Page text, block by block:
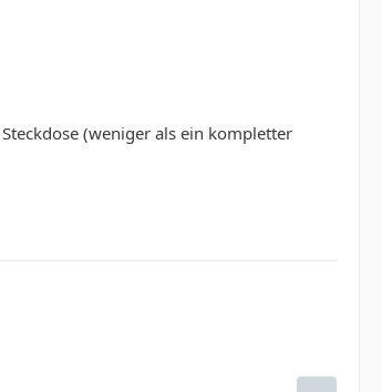
(weniger als ein kompletter